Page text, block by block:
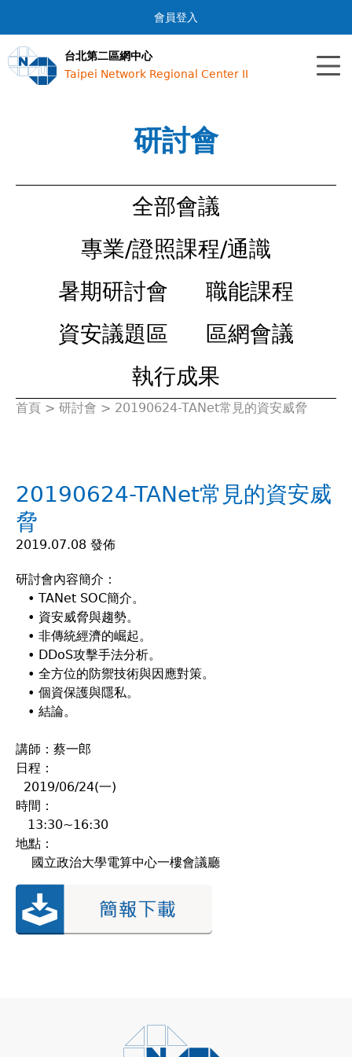
Jump to navigation
會員登入
台北第二區網中心
Taipei Network Regional Center II
研討會
全部會議
專業/證照課程/通識
暑期研討會
職能課程
資安議題區
區網會議
執行成果
您
這
裡
首頁 > 研討會 > 20190624-TANet常見的資安威脅
20190624-TANet常見的資安威
脅
2019.07.08 發佈
研討會內容簡介：
• TANet SOC簡介。
• 資安威脅與趨勢。
• 非傳統經濟的崛起。
• DDoS攻擊手法分析。
• 全方位的防禦技術與因應對策。
• 個資保護與隱私。
• 結論。
講師：蔡一郎
日程：
2019/06/24(一)
時間：
13:30~16:30
地點：
國立政治大學電算中心一樓會議廳